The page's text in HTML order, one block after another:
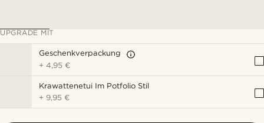
UPGRADE MIT
Geschenkverpackung
+4,95 €
Krawattenetui Im Potfolio Stil
+ 9,95 €